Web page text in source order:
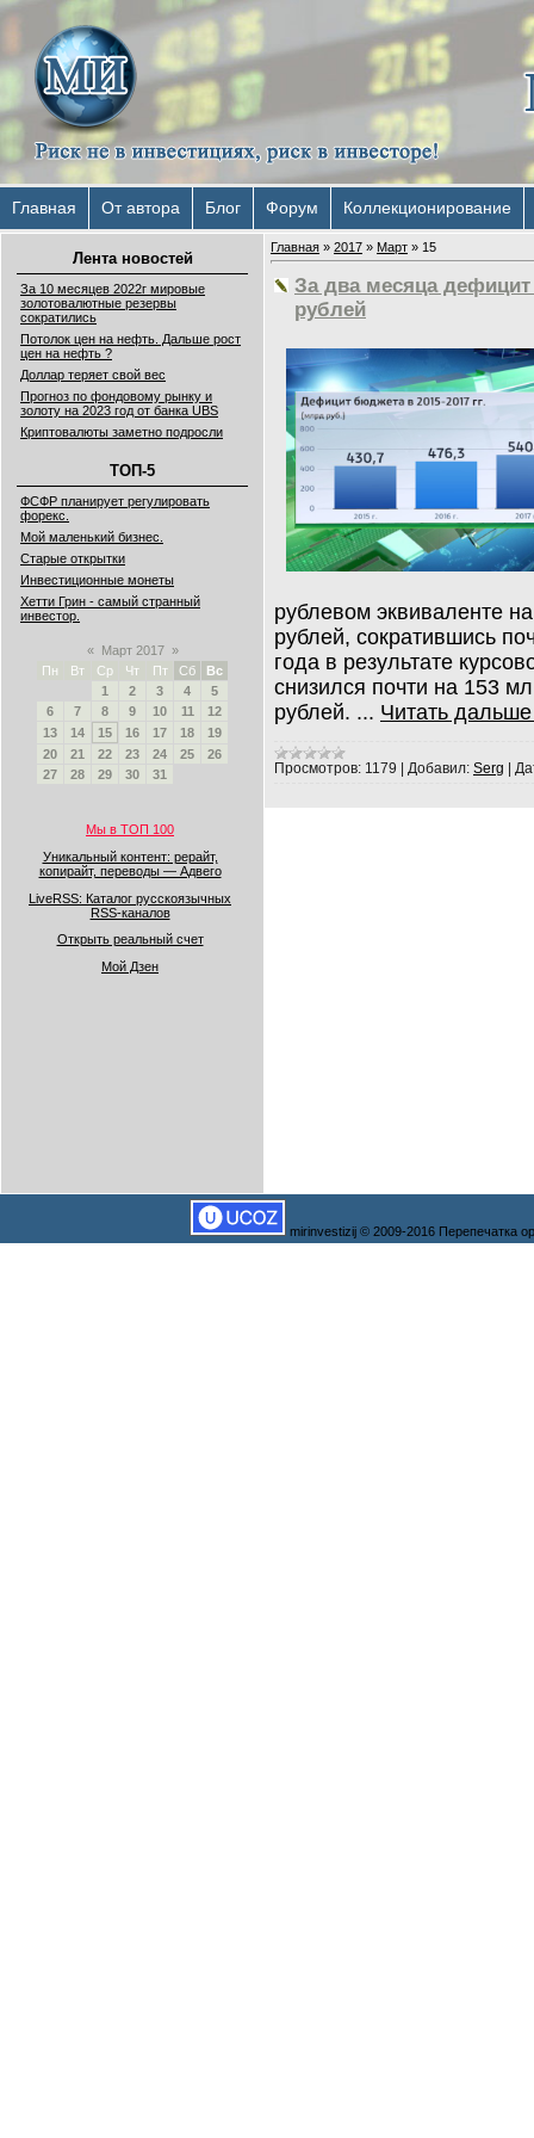
Главная От автора Блог Форум Коллекционирование
Лента новостей
За 10 месяцев 2022г мировые
золотовалютные резервы
сократились
Потолок цен на нефть. Дальше рост
цен на нефть ?
Доллар теряет свой вес
Прогноз по фондовому рынку и
золоту на 2023 год от банка UBS
Криптовалюты заметно подросли
ТОП-5
ФСФР планирует регулировать
форекс.
Мой маленький бизнес.
Старые открытки
Инвестиционные монеты
Хетти Грин - самый странный
инвестор.
« Март 2017 »
Пн
Вт Ср Чт Пт Сб
Вс
1
2 3 4
5
6
7 8 9 10 11
12
13
14 15 16 17 18
19
20
21 22 23 24 25
26
27
28 29 30 31
Мы в ТОП 100
Уникальный контент: рерайт,
копирайт, переводы — Адвего
LiveRSS: Каталог русскоязычных
RSS-каналов
Открыть реальный счет
Мой Дзен
Главная » 2017 » Март » 15
За два месяца
рублей
рублевом эквиваленте
рублей, сократившись
года в результате
снизился почти на 153
рублей. ... Читать
Просмотров: 1179 | Добавил: Serg |
mirinvestizij © 2009-2016 Перепечатка